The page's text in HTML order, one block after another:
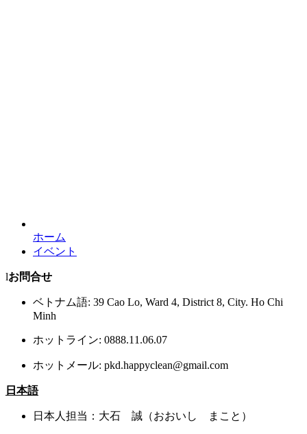
ホーム
イベント
lお問合せ
ベトナム語: 39 Cao Lo, Ward 4, District 8, City. Ho Chi
Minh
ホットライン: 0888.11.06.07
ホットメール: pkd.happyclean@gmail.com
日本語
日本人担当：大石 誠（おおいし まこと）